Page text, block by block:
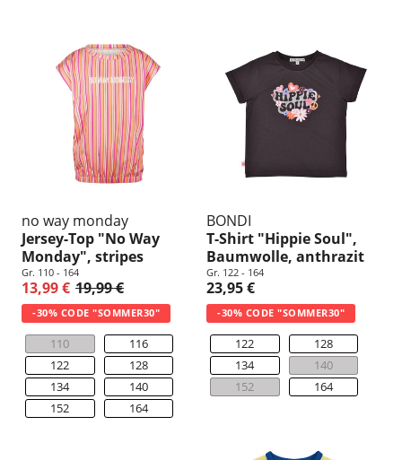
no way monday
Jersey-Top "No Way
Monday", stripes
Gr. 110 - 164
13,99 € 19,99 €
-30% CODE "SOMMER30"
110
116
122
128
134
140
152
164
BONDI
T-Shirt "Hippie Soul",
Baumwolle, anthrazit
Gr. 122 - 164
23,95 €
-30% CODE "SOMMER30"
122
128
134
140
152
164